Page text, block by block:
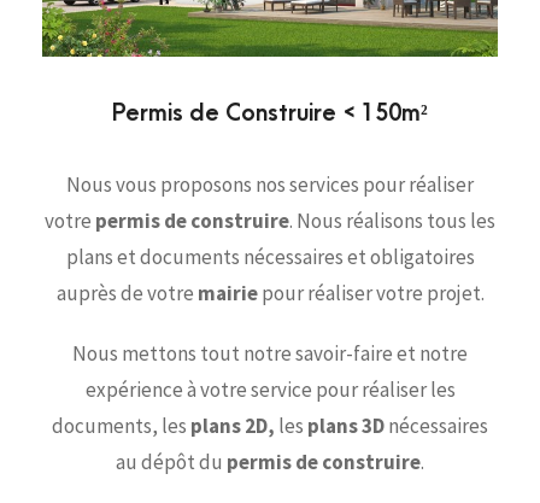
Permis de Construire < 150m²
Nous vous proposons nos services pour réaliser
votre permis de construire. Nous réalisons tous les
plans et documents nécessaires et obligatoires
auprès de votre mairiepour réaliser votre projet.
Nous mettons tout notre savoir-faire et notre
expérience à votre service pour réaliser les
documents, les plans 2D, les plans 3Dnécessaires
au dépôt du permis de construire.